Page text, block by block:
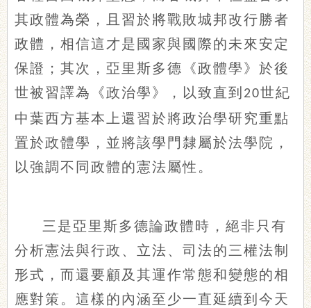
其政體為榮，且習於將戰敗城邦改行勝者
政體，相信這才是國家與國際的未來安定
保證；其次，亞里斯多德《政體學》於後
世被習譯為《政治學》，以致直到 20世紀
中葉西方基本上還習於將政治學研究重點
置於政體學，並將該學門隸屬於法學院，
以強調不同政體的憲法屬性。
三是亞里斯多德論政體時，絕非只有
分析憲法與行政、立法、司法的三權法制
形式，而還要顧及其運作常態和變態的相
應對策。這樣的內涵至少一直延續到今天